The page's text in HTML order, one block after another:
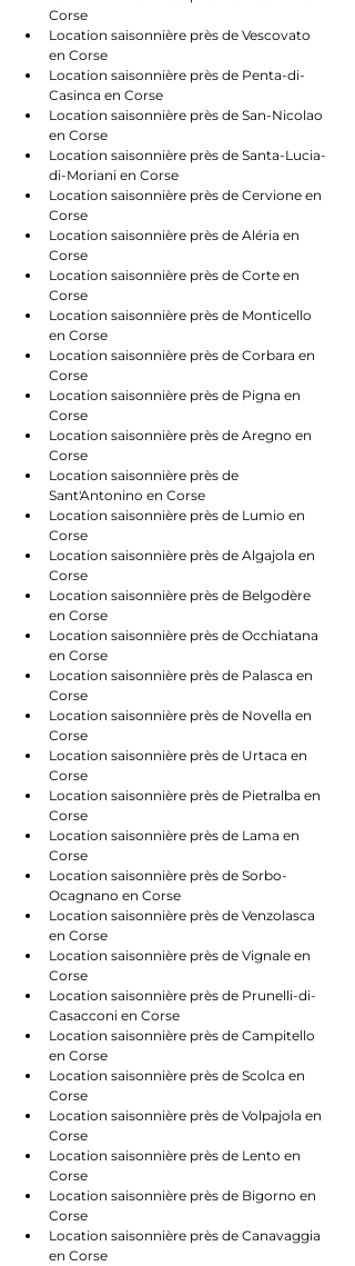
Corse
Location saisonnière près de Vescovato
en Corse
Location saisonnière près de Penta-di-
Casinca en Corse
Location saisonnière près de San-Nicolao
en Corse
Location saisonnière près de Santa-Lucia-
di-Moriani en Corse
Location saisonnière près de Cervione en
Corse
Location saisonnière près de Aléria en
Corse
Location saisonnière près de Corte en
Corse
Location saisonnière près de Monticello
en Corse
Location saisonnière près de Corbara en
Corse
Location saisonnière près de Pigna en
Corse
Location saisonnière près de Aregno en
Corse
Location saisonnière près de
Sant'Antonino en Corse
Location saisonnière près de Lumio en
Corse
Location saisonnière près de Algajola en
Corse
Location saisonnière près de Belgodère
en Corse
Location saisonnière près de Occhiatana
en Corse
Location saisonnière près de Palasca en
Corse
Location saisonnière près de Novella en
Corse
Location saisonnière près de Urtaca en
Corse
Location saisonnière près de Pietralba en
Corse
Location saisonnière près de Lama en
Corse
Location saisonnière près de Sorbo-
Ocagnano en Corse
Location saisonnière près de Venzolasca
en Corse
Location saisonnière près de Vignale en
Corse
Location saisonnière près de Prunelli-di-
Casacconi en Corse
Location saisonnière près de Campitello
en Corse
Location saisonnière près de Scolca en
Corse
Location saisonnière près de Volpajola en
Corse
Location saisonnière près de Lento en
Corse
Location saisonnière près de Bigorno en
Corse
Location saisonnière près de Canavaggia
en Corse